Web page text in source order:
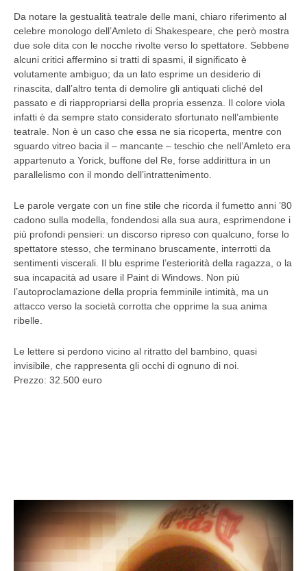
Da notare la gestualità teatrale delle mani, chiaro riferimento al
celebre monologo dell’Amleto di Shakespeare, che però mostra
due sole dita con le nocche rivolte verso lo spettatore. Sebbene
alcuni critici affermino si tratti di spasmi, il significato è
volutamente ambiguo; da un lato esprime un desiderio di
rinascita, dall’altro tenta di demolire gli antiquati cliché del
passato e di riappropriarsi della propria essenza. Il colore viola
infatti è da sempre stato considerato sfortunato nell’ambiente
teatrale. Non è un caso che essa ne sia ricoperta, mentre con
sguardo vitreo bacia il – mancante – teschio che nell’Amleto era
appartenuto a Yorick, buffone del Re, forse addirittura in un
parallelismo con il mondo dell’intrattenimento.
Le parole vergate con un fine stile che ricorda il fumetto anni ’80
cadono sulla modella, fondendosi alla sua aura, esprimendone i
più profondi pensieri: un discorso ripreso con qualcuno, forse lo
spettatore stesso, che terminano bruscamente, interrotti da
sentimenti viscerali. Il blu esprime l’esteriorità della ragazza, o la
sua incapacità ad usare il Paint di Windows. Non più
l’autoproclamazione della propria femminile intimità, ma un
attacco verso la società corrotta che opprime la sua anima
ribelle.
Le lettere si perdono vicino al ritratto del bambino, quasi
invisibile, che rappresenta gli occhi di ognuno di noi.
Prezzo: 32.500 euro